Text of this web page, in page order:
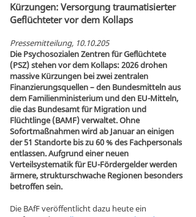
Kürzungen: Versorgung traumatisierter
Geflüchteter vor dem Kollaps
Pressemitteilung, 10.10.205
Die Psychosozialen Zentren für Geflüchtete
(PSZ) stehen vor dem Kollaps: 2026 drohen
massive Kürzungen bei zwei zentralen
Finanzierungsquellen – den Bundesmitteln aus
dem Familienministerium und den EU-Mitteln,
die das Bundesamt für Migration und
Flüchtlinge (BAMF) verwaltet. Ohne
Sofortmaßnahmen wird ab Januar an einigen
der 51 Standorte bis zu 60 % des Fachpersonals
entlassen. Aufgrund einer neuen
Verteilsystematik für EU-Fördergelder werden
ärmere, strukturschwache Regionen besonders
betroffen sein.
Die BAfF veröffentlicht dazu heute ein